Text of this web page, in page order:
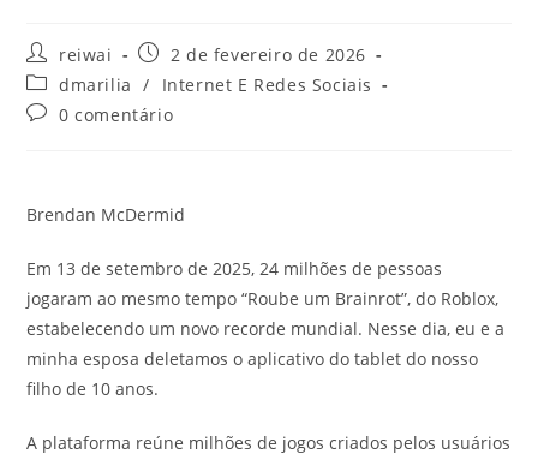
Autor
do
post:
reiwai
Post
publicado:
2 de fevereiro de 2026
Categoria
do
post:
dmarilia /
Internet E Redes Sociais
Comentários
0 comentário
Brendan McDermid
Em 13 de setembro de 2025, 24 milhões de pessoas
jogaram ao mesmo tempo “Roube um Brainrot”, do Roblox,
estabelecendo um novo recorde mundial. Nesse dia, eu e a
minha esposa deletamos o aplicativo do tablet do nosso
filho de 10 anos.
A plataforma reúne milhões de jogos criados pelos usuários